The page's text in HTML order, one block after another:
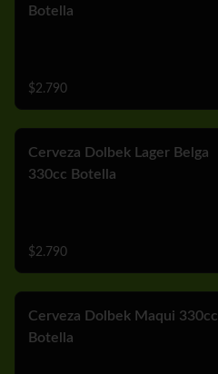
Botella
$2.790
Cerveza Dolbek Lager Belga
330cc Botella
$2.790
Cerveza Dolbek Maqui 330cc
Botella